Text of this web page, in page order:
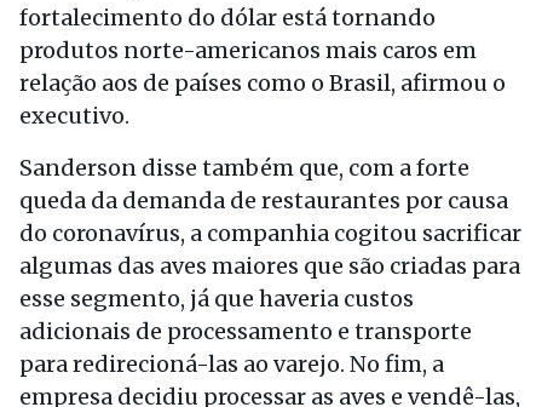
fortalecimento do dólar está tornando
produtos norte-americanos mais caros em
relação aos de países como o Brasil, afirmou o
executivo.
Sanderson disse também que, com a forte
queda da demanda de restaurantes por causa
do coronavírus, a companhia cogitou sacrificar
algumas das aves maiores que são criadas para
esse segmento, já que haveria custos
adicionais de processamento e transporte
para redirecioná-las ao varejo. No fim, a
empresa decidiu processar as aves e vendê-las,